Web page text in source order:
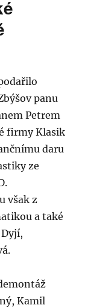
panu
Petrem
firmy Klasik
daru
ze
však z
a také
Kamil